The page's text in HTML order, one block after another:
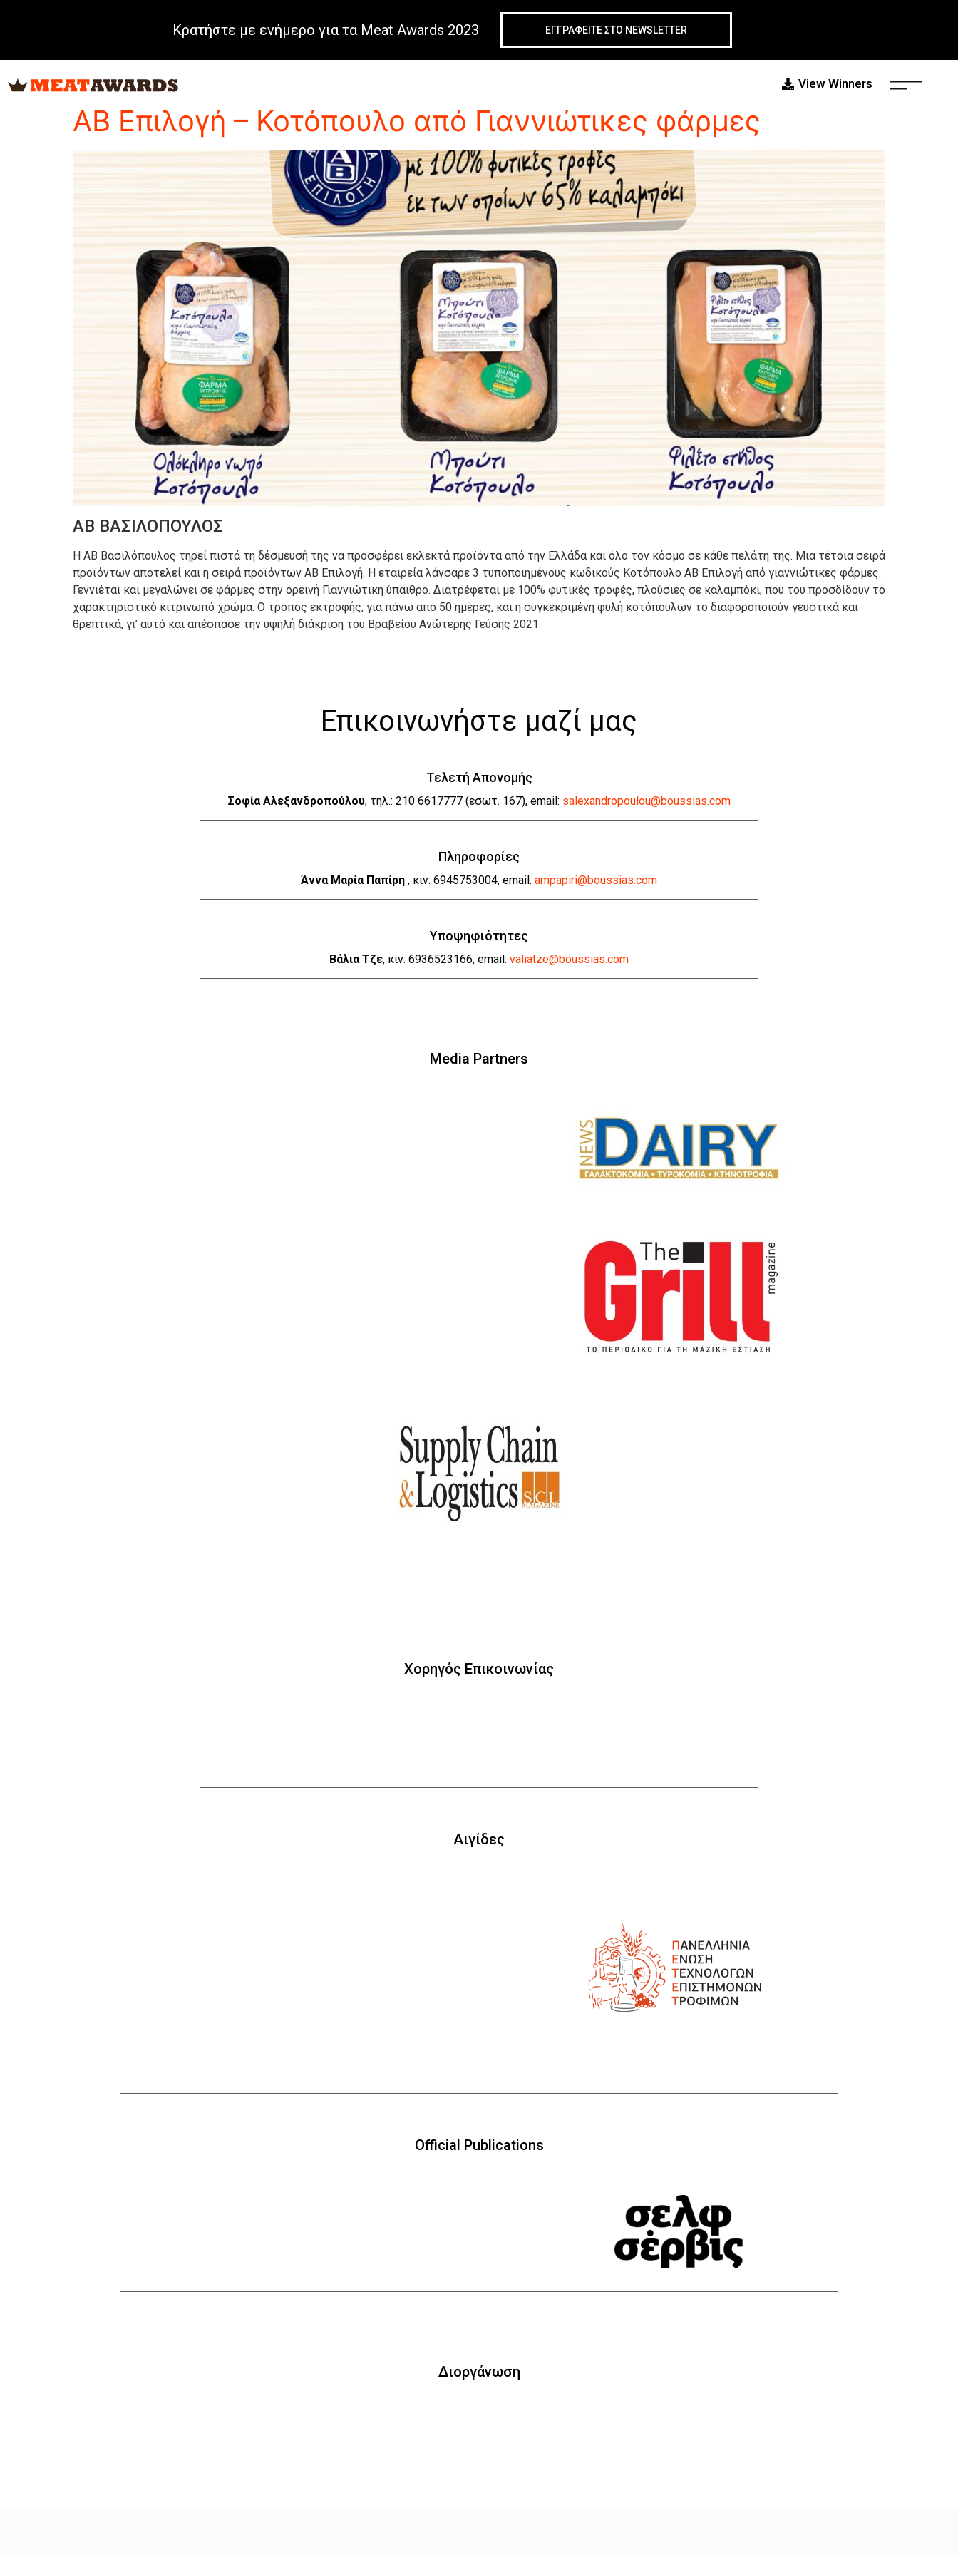
Κρατήστε με ενήμερο για τα Meat Awards 2023 ΕΓΓΡΑΦΕIΤΕ ΣΤΟ NEWSLETTER
View Winners
Tag:Προϊόν Κοτόπουλου
ΑΒ Επιλογή – Κοτόπουλο από Γιαννιώτικες φάρμες
ΑΒ ΒΑΣΙΛΟΠΟΥΛΟΣ
Η ΑΒ Βασιλόπουλος τηρεί πιστά τη δέσμευσή της να προσφέρει εκλεκτά προϊόντα από την Ελλάδα και όλο τον κόσμο σε κάθε πελάτη της. Μια τέτοια σειρά
προϊόντων αποτελεί και η σειρά προϊόντων ΑΒ Επιλογή. Η εταιρεία λάνσαρε 3 τυποποιημένους κωδικούς Κοτόπουλο ΑΒ Επιλογή από γιαννιώτικες φάρμες.
Γεννιέται και μεγαλώνει σε φάρμες στην ορεινή Γιαννιώτικη ύπαιθρο. Διατρέφεται με 100% φυτικές τροφές, πλούσιες σε καλαμπόκι, που του προσδίδουν το
χαρακτηριστικό κιτρινωπό χρώμα. Ο τρόπος εκτροφής, για πάνω από 50 ημέρες, και η συγκεκριμένη φυλή κοτόπουλων το διαφοροποιούν γευστικά και
θρεπτικά, γι’ αυτό και απέσπασε την υψηλή διάκριση του Βραβείου Ανώτερης Γεύσης 2021.
Επικοινωνήστε μαζί μας
Τελετή Απονομής
Σοφία Αλεξανδροπούλου, τηλ.: 210 6617777 (εσωτ. 167), email: salexandropoulou@boussias.com
Πληροφορίες
Άννα Μαρία Παπίρη , κιν: 6945753004, email: ampapiri@boussias.com
Υποψηφιότητες
Βάλια Τζε, κιν: 6936523166, email: valiatze@boussias.com
Media Partners
Χορηγός Επικοινωνίας
Αιγίδες
Official Publications
Διοργάνωση